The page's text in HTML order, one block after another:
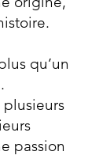
qu’un
plusieurs
passion